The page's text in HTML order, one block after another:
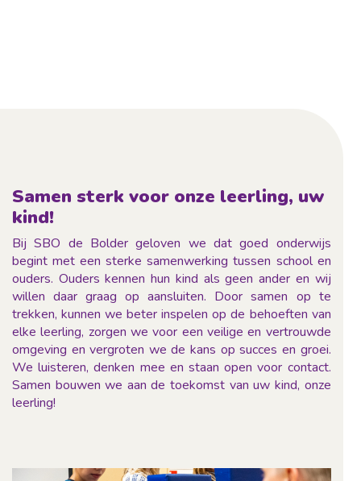
Samen sterk voor onze leerling, uw
kind!
Bij SBO de Bolder geloven we dat goed onderwijs
begint met een sterke samenwerking tussen school en
ouders. Ouders kennen hun kind als geen ander en wij
willen daar graag op aansluiten. Door samen op te
trekken, kunnen we beter inspelen op de behoeften van
elke leerling, zorgen we voor een veilige en vertrouwde
omgeving en vergroten we de kans op succes en groei.
We luisteren, denken mee en staan open voor contact.
Samen bouwen we aan de toekomst van uw kind, onze
leerling!